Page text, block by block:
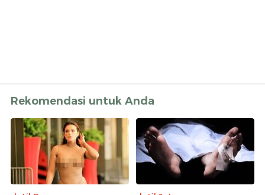
Rekomendasi untuk Anda